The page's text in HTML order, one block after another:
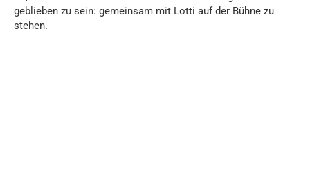
geblieben zu sein: gemeinsam mit Lotti auf der Bühne zu
stehen.